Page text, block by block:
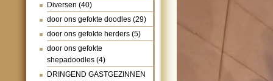
Diversen (40)
door ons gefokte doodles (29)
door ons gefokte herders (5)
door ons gefokte
shepadoodles (4)
DRINGEND GASTGEZINNEN